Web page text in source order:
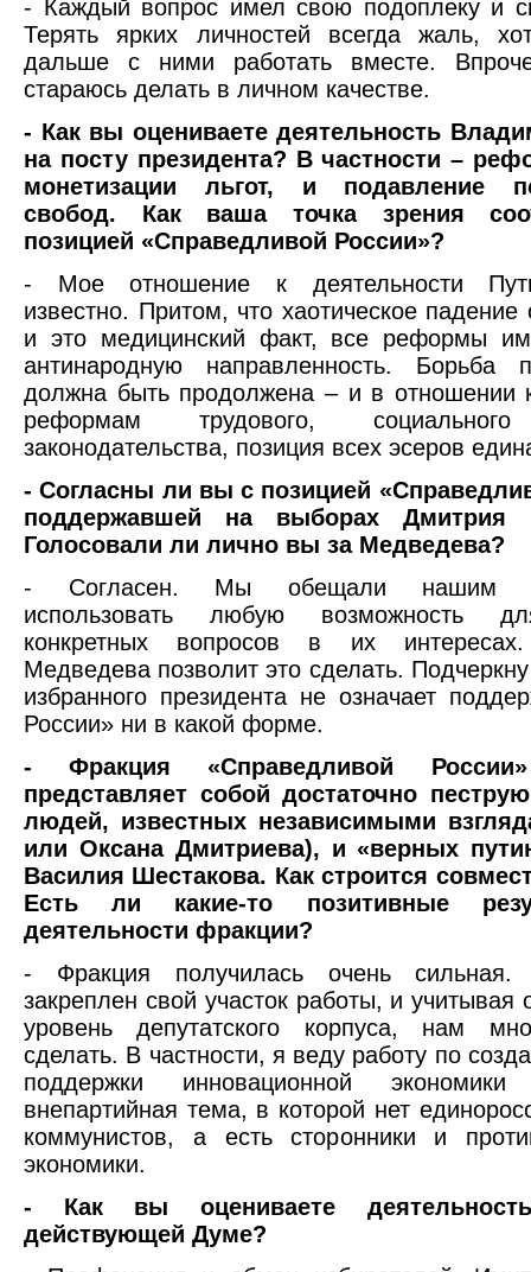
- Каждый вопрос имел свою подоплеку и
Терять ярких личностей всегда жаль,
дальше с ними работать вместе.
стараюсь делать в личном качестве.
- Как вы оцениваете деятельность
на посту президента? В частности –
монетизации льгот, и подавление
свобод. Как ваша точка зрения
позицией «Справедливой России»?
- Мое отношение к деятельности
известно. Притом, что хаотическое падение
и это медицинский факт, все реформы
антинародную направленность. Борьба
должна быть продолжена – и в отношении
реформам трудового,
законодательства, позиция всех эсеров
- Согласны ли вы с позицией
поддержавшей на выборах Дмитрия
Голосовали ли лично вы за Медведева?
- Согласен. Мы обещали нашим
использовать любую возможность
конкретных вопросов в их
Медведева позволит это сделать.
избранного президента не означает
России» ни в какой форме.
- Фракция «Справедливой
представляет собой достаточно
людей, известных независимыми
или Оксана Дмитриева), и «верных
Василия Шестакова. Как строится
Есть ли какие-то позитивные
деятельности фракции?
- Фракция получилась очень
закреплен свой участок работы, и учитывая
уровень депутатского корпуса, нам
сделать. В частности, я веду работу по
поддержки инновационной
внепартийная тема, в которой нет
коммунистов, а есть сторонники и
экономики.
- Как вы оцениваете
действующей Думе?